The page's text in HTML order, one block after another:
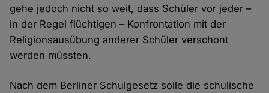
gehe jedoch nicht so weit, dass Schüler vor jeder –
in der Regel flüchtigen – Konfrontation mit der
Religionsausübung anderer Schüler verschont
werden müssten.
Nach dem Berliner Schulgesetz solle die schulische